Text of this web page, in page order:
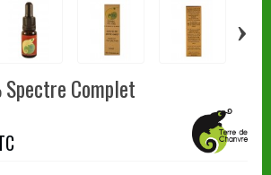
›
Complet